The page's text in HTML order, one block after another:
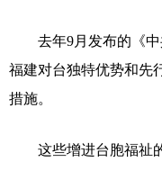
去年9月发布的《中
福建对台独特优势和先
措施。
这些增进台胞福祉的